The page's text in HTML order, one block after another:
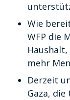
Wie
WFP die
mehr
Derzeit
Gaza,